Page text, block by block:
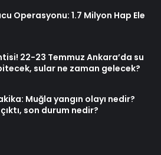
Operasyonu: 1.7 Milyon Hap Ele
22-23 Temmuz Ankara’da su
sular ne zaman gelecek?
Muğla yangın olayı nedir?
son durum nedir?